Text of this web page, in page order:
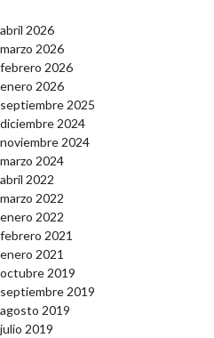
abril 2026
marzo 2026
febrero 2026
enero 2026
septiembre 2025
diciembre 2024
noviembre 2024
marzo 2024
abril 2022
marzo 2022
enero 2022
febrero 2021
enero 2021
octubre 2019
septiembre 2019
agosto 2019
julio 2019